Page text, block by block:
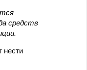
средств
нести